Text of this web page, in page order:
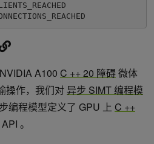
A100 C ++ 20 障碍微体
操作，我们对 异步 SIMT 编程模
编程模型定义了 GPU 上 C ++
。